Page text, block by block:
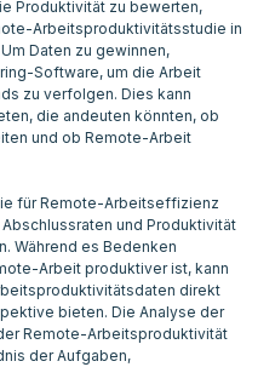
Produktivität zu bewerten,
Arbeitsproduktivitätsstudie in
Daten zu gewinnen,
Software, um die Arbeit
zu verfolgen. Dies kann
die andeuten könnten, ob
und ob Remote-Arbeit
für Remote-Arbeitseffizienz
und Produktivität
Während es Bedenken
Arbeit produktiver ist, kann
direkt
bieten. Die Analyse der
Remote-Arbeitsproduktivität
der Aufgaben,